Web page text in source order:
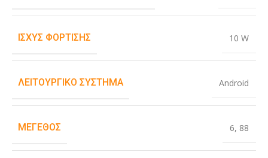
ΙΣΧΎΣ ΦΌΡΤΙΣΗΣ 10 W
ΛΕΙΤΟΥΡΓΙΚΌ ΣΎΣΤΗΜΑ Android
ΜΈΓΕΘΟΣ 6, 88